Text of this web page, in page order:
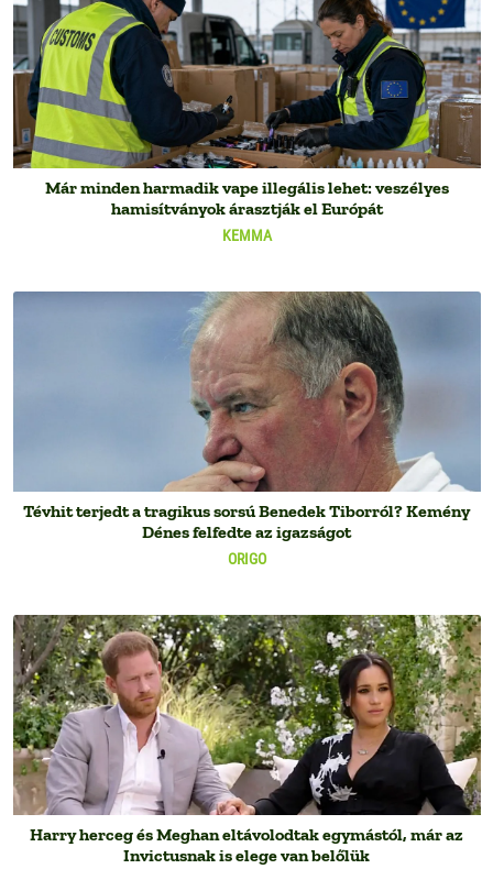
KEMMA
Már minden harmadik vape illegális lehet: veszélyes
hamisítványok árasztják el Európát
ORIGO
Tévhit terjedt a tragikus sorsú Benedek Tiborról? Kemény
Dénes felfedte az igazságot
Harry herceg és Meghan eltávolodtak egymástól, már az
Invictusnak is elege van belőlük